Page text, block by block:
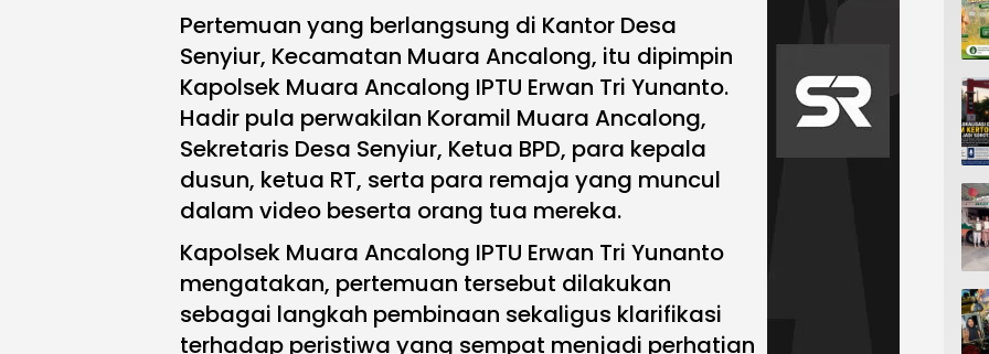
Pertemuan yang berlangsung di Kantor Desa
Senyiur, Kecamatan Muara Ancalong, itu dipimpin
Kapolsek Muara Ancalong IPTU Erwan Tri Yunanto.
Hadir pula perwakilan Koramil Muara Ancalong,
Sekretaris Desa Senyiur, Ketua BPD, para kepala
dusun, ketua RT, serta para remaja yang muncul
dalam video beserta orang tua mereka.
Kapolsek Muara Ancalong IPTU Erwan Tri Yunanto
mengatakan, pertemuan tersebut dilakukan
sebagai langkah pembinaan sekaligus klarifikasi
terhadap peristiwa yang sempat menjadi perhatian